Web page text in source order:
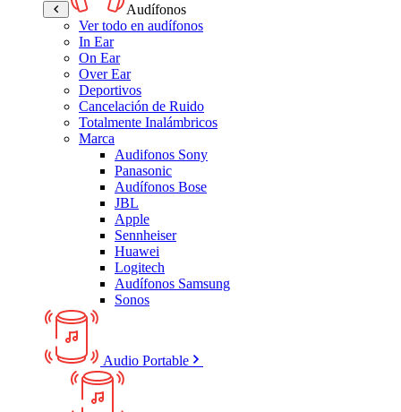
Audífonos
Ver todo en audífonos
In Ear
On Ear
Over Ear
Deportivos
Cancelación de Ruido
Totalmente Inalámbricos
Marca
Audifonos Sony
Panasonic
Audífonos Bose
JBL
Apple
Sennheiser
Huawei
Logitech
Audífonos Samsung
Sonos
Audio Portable